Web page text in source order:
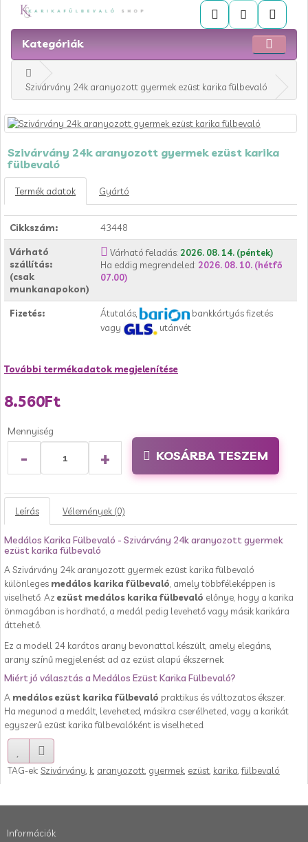
Kategóriák
Szivárvány 24k aranyozott gyermek ezüst karika fülbevaló
Szivárvány 24k aranyozott gyermek ezüst karika
fülbevaló
Termék adatok Gyártó
Cikkszám: 43448
Várható
szállítás:
(csak
munkanapokon)
Várható feladás: 2026. 08. 14. (péntek)
Ha eddig megrendeled: 2026. 08. 10. (hétfő
07.00)
Fizetés: Átutalás,
bankkártyás fizetés
vagy
utánvét
További termékadatok megjelenítése
8.560Ft
Mennyiség
- + KOSÁRBA TESZEM
Leírás Vélemények (0)
Medálos Karika Fülbevaló - Szivárvány 24k aranyozott gyermek
ezüst karika fülbevaló
A Szivárvány 24k aranyozott gyermek ezüst karika fülbevaló
különleges medálos karika fülbevaló , amely többféleképpen is
viselhető. Az ezüst medálos karika fülbevaló előnye, hogy a karika
önmagában is hordható, a medál pedig levehető vagy másik karikára
áttehető.
Ez a modell 24 karátos arany bevonattal készült, amely elegáns,
arany színű megjelenést ad az ezüst alapú ékszernek.
Miért jó választás a Medálos Ezüst Karika Fülbevaló?
A medálos ezüst karika fülbevaló praktikus és változatos ékszer.
Ha megunod a medált, leveheted, másikra cserélheted, vagy a karikát
egyszerű ezüst karika fülbevalóként is viselheted.
TAG-ek: Szivárvány k aranyozott gyermek ezüst karika ,fülbevaló
Információk